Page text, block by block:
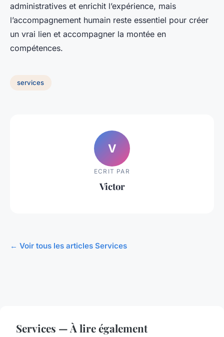
administratives et enrichit l’expérience, mais
l’accompagnement humain reste essentiel pour créer
un vrai lien et accompagner la montée en
compétences.
services
V
ECRIT PAR
Victor
← Voir tous les articles Services
Services — À lire également